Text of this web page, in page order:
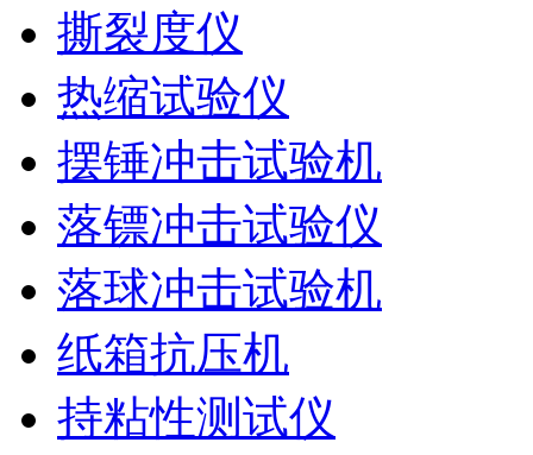
撕裂度仪
热缩试验仪
摆锤冲击试验机
落镖冲击试验仪
落球冲击试验机
纸箱抗压机
持粘性测试仪